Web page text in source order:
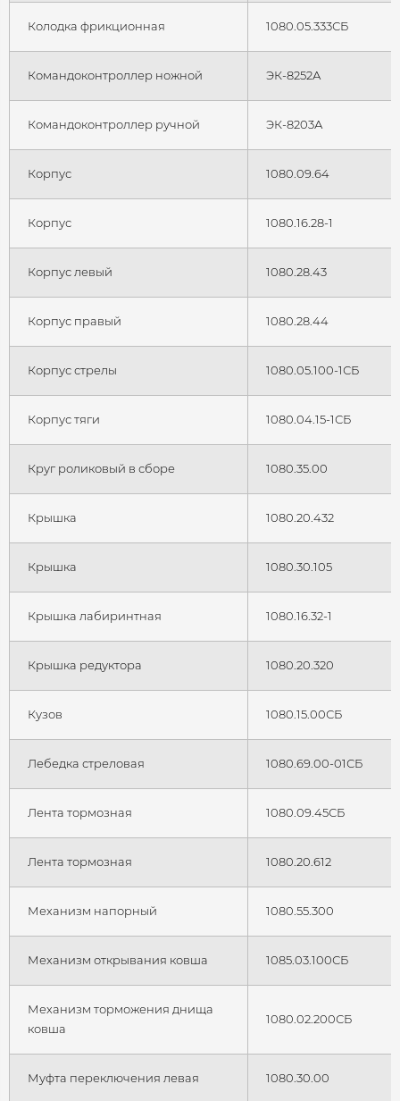
Колодка фрикционная 1080.05.333СБ
Командоконтроллер ножной ЭК-8252А
Командоконтроллер ручной ЭК-8203А
Корпус 1080.09.64
Корпус 1080.16.28-1
Корпус левый 1080.28.43
Корпус правый 1080.28.44
Корпус стрелы 1080.05.100-1СБ
Корпус тяги 1080.04.15-1СБ
Круг роликовый в сборе 1080.35.00
Крышка 1080.20.432
Крышка 1080.30.105
Крышка лабиринтная 1080.16.32-1
Крышка редуктора 1080.20.320
Кузов 1080.15.00СБ
Лебедка стреловая 1080.69.00-01СБ
Лента тормозная 1080.09.45СБ
Лента тормозная 1080.20.612
Механизм напорный 1080.55.300
Механизм открывания ковша 1085.03.100СБ
Механизм торможения днища
ковша
1080.02.200СБ
Муфта переключения левая 1080.30.00